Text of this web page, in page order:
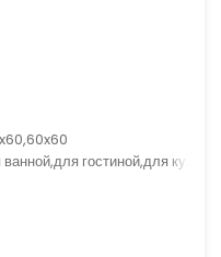
гостиной,для кухни